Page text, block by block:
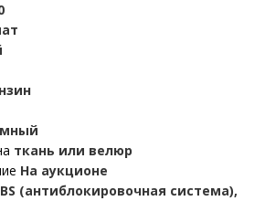
ткань или велюр
На аукционе
(антиблокировочная система),